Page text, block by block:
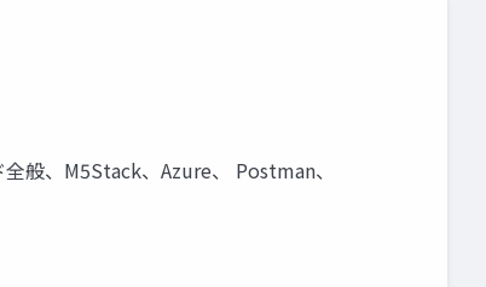
般、M5Stack、Azure、 Postman、